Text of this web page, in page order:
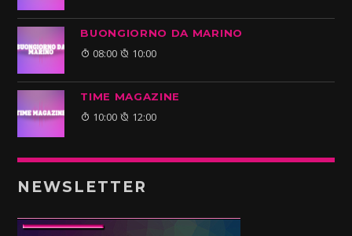
BUONGIORNO DA MARINO
08:00 10:00
TIME MAGAZINE
10:00 12:00
NEWSLETTER